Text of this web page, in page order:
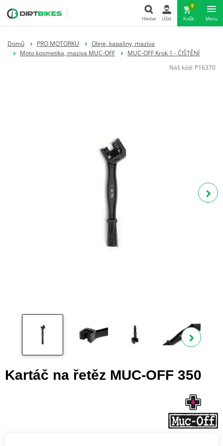
Hledat Účet
0
Košík Menu
Domů PRO MOTORKU
Oleje, kapaliny, maziva
Moto kosmetika, maziva MUC-OFF
MUC-OFF Krok 1 - ČIŠTĚNÍ
Náš kód: P16370
Kartáč na řetěz MUC-OFF 350